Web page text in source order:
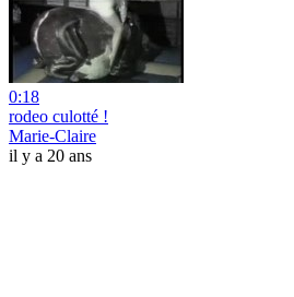
0:18
rodeo culotté !
Marie-Claire
il y a 20 ans